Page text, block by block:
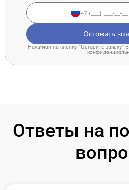
Оставить
Нажимая на кнопку "Оставить заявку"
Ответы на